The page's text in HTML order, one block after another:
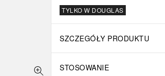
TYLKO W DOUGLAS
SZCZEGÓŁY PRODUKTU
STOSOWANIE